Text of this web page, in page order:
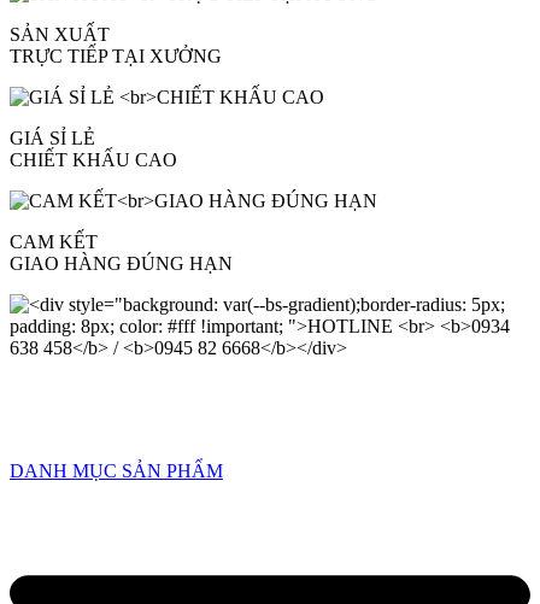
SẢN XUẤT
TRỰC TIẾP TẠI XƯỞNG
GIÁ SỈ LẺ
CHIẾT KHẤU CAO
CAM KẾT
GIAO HÀNG ĐÚNG HẠN
DANH MỤC SẢN PHẨM